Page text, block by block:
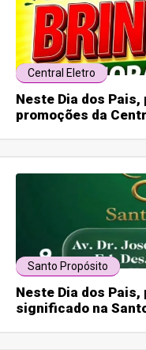
Central Eletro
Neste Dia dos
promoções da
Santo Propósito
Neste Dia dos
significado na